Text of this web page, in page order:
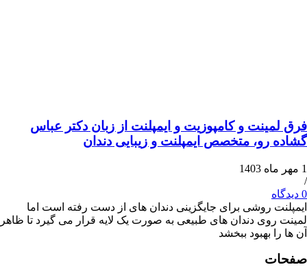
و کامپوزیت و ایمپلنت از زبان دکتر عباس
متخصص ایمپلنت و زیبایی دندان
روشی برای جایگزینی دندان‌ های از دست رفته است اما
دندان های طبیعی به صورت یک لایه قرار می‌ گیرد تا ظاهر
بهبود ببخشد